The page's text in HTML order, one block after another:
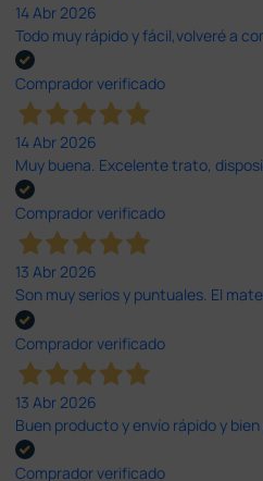
14 Abr 2026
Todo muy rápido y fácil,volveré a
Comprador verificado
14 Abr 2026
Muy buena. Excelente trato,
Comprador verificado
13 Abr 2026
Son muy serios y puntuales. El
Comprador verificado
13 Abr 2026
Buen producto y envío rápido y
Comprador verificado